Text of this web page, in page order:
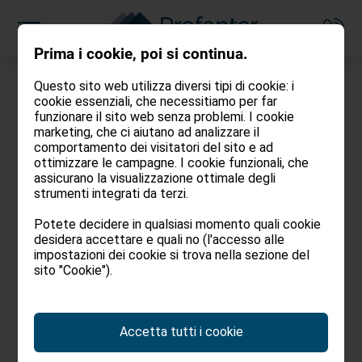
Privacy
Informativa sulla tutela dei dati personali e
sull'utilizzo dei cookie ai sensi
del Regolamento (UE) 2016/679 ("GDPR")
Gentile Cliente,
la società Profanter Immobiliare Di
Prima i cookie, poi si continua.
Questo sito web utilizza diversi tipi di cookie: i
cookie essenziali, che necessitiamo per far
funzionare il sito web senza problemi. I cookie
marketing, che ci aiutano ad analizzare il
comportamento dei visitatori del sito e ad
ottimizzare le campagne. I cookie funzionali, che
assicurano la visualizzazione ottimale degli
strumenti integrati da terzi.
Potete decidere in qualsiasi momento quali cookie
desidera accettare e quali no (l'accesso alle
impostazioni dei cookie si trova nella sezione del
sito "Cookie").
Accetta tutti i cookie